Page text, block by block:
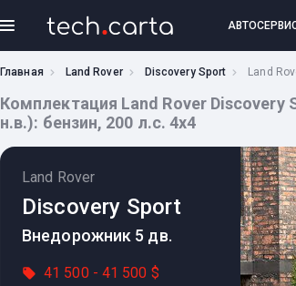
Главная Land Rover Discovery Sport Land
Комплектация Land Rover Discovery
н.в.): бензин, 200 л.с. 4x4
Land Rover
Discovery Sport
Внедорожник 5 дв.
41 500 - 41 500 $